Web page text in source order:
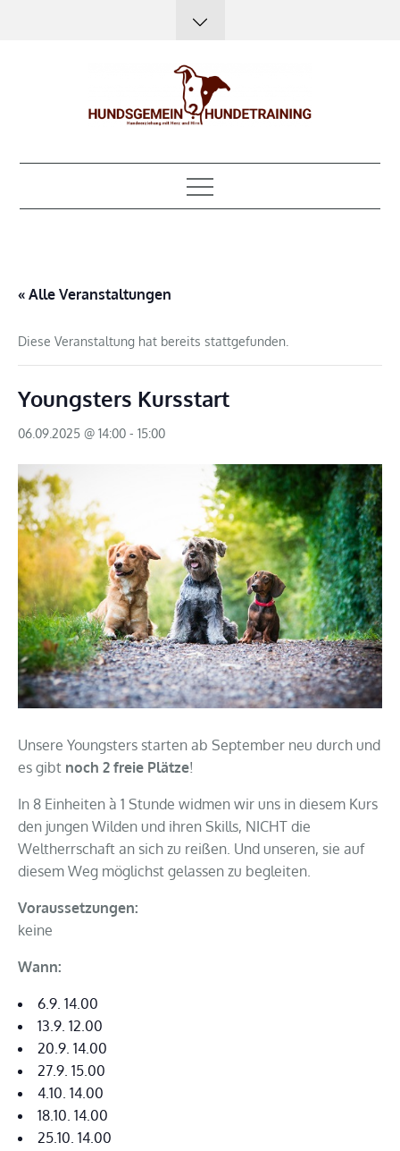
Hundsgemein?
Hundetraining
« Alle Veranstaltungen
Diese Veranstaltung hat bereits stattgefunden.
Youngsters Kursstart
06.09.2025 @ 14:00 - 15:00
Unsere Youngsters starten ab September neu durch und
es gibt noch 2 freie Plätze!
In 8 Einheiten à 1 Stunde widmen wir uns in diesem Kurs
den jungen Wilden und ihren Skills, NICHT die
Weltherrschaft an sich zu reißen. Und unseren, sie auf
diesem Weg möglichst gelassen zu begleiten.
Voraussetzungen:
keine
Wann:
6.9. 14.00
13.9. 12.00
20.9. 14.00
27.9. 15.00
4.10. 14.00
18.10. 14.00
25.10. 14.00